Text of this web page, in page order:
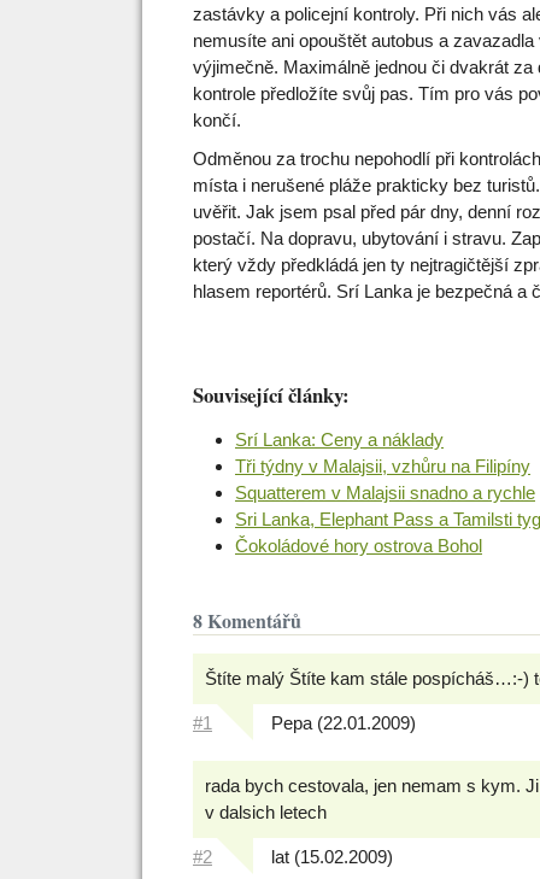
zastávky a policejní kontroly. Při nich vás
nemusíte ani opouštět autobus a
výjimečně. Maximálně jednou či dvakrát
kontrole předložíte svůj pas. Tím pro vás
končí.
Odměnou za trochu nepohodlí při
místa i nerušené pláže prakticky bez
uvěřit. Jak jsem psal před pár dny, denní
postačí. Na dopravu, ubytování i stravu.
který vždy předkládá jen ty nejtragičtější
hlasem reportérů. Srí Lanka je bezpečná
Související články:
Srí Lanka: Ceny a náklady
Tři týdny v Malajsii, vzhůru na Filipíny
Squatterem v Malajsii snadno a rychle
Sri Lanka, Elephant Pass a Tamilsti
Čokoládové hory ostrova Bohol
8 Komentářů
Štíte malý Štíte kam stále pospícháš…:-)
#1 Pepa (22.01.2009)
rada bych cestovala, jen nemam s kym.
v dalsich letech
#2 lat (15.02.2009)